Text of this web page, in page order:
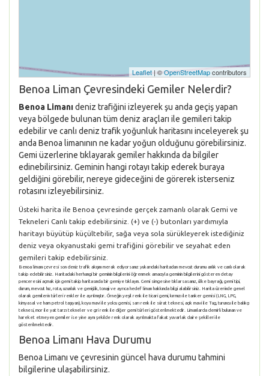
Leaflet| ©OpenStreetMapcontributors
Benoa Liman Çevresindeki Gemiler Nelerdir?
Benoa Limanıdeniz trafiğini izleyerek şu anda geçiş yapan
veya bölgede bulunan tüm deniz araçları ile gemileri takip
edebilir ve canlı deniz trafik yoğunluk haritasını inceleyerek şu
anda Benoa limanının ne kadar yoğun olduğunu görebilirsiniz.
Gemi üzerlerine tıklayarak gemiler hakkında da bilgiler
edinebilirsiniz. Geminin hangi rotayı takip ederek buraya
geldiğini görebilir, nereye gideceğini de görerek isterseniz
rotasını izleyebilirsiniz.
Üsteki harita ile Benoa çevresinde gerçek zamanlı olarak Gemi ve
Tekneleri Canlı takip edebilirsiniz. (+) ve (-) butonları yardımıyla
haritayı büyütüp küçültebilir, sağa veya sola sürükleyerek istediğiniz
deniz veya okyanustaki gemi trafiğini görebilir ve seyahat eden
gemileri takip edebilirsiniz.
Benoa limanı çevresi son deniz trafik akışını merak ediyorsanız yukarıdaki haritadan mevcut durumu anlık ve canlı olarak
takip edebilirsiniz. Haritadaki herhangi bir geminin bilgilerini öğrenmek amacıyla geminin bilgilerini gösteren detay
penceresini açmak için gemi takip haritasında bir gemiye tıklayın. Gemi simgesine tıklarsasanız, ülke bayrağı, gemi tipi,
durum, mevcut hız, rota, uzunluk ve genişlik, tonajı ve ayrıca hedef liman hakkında bilgi alabilirsiniz. Harita üzerinde genel
olarak gemilerin türleri renkler ile ayrılmıştır. Örneğin yeşil renk ile ticari gemi, kırmızı ile tanker gemisi (LNG, LPG,
kimyasal ve ham petrol taşıyan), koyu mavi ile yolcu gemisi, sarı renk ile sürat teknesi, açık mavi ile Tug, turuncu ile balıkçı
teknesi, mor ile yat tarzı tekneler ve gri renk ile diğer gemi türleri gösterilmektedir. Limanlarda demirli bulunan ve
hareket etmeyen gemiler ise yine aynı şekilde renk olarak ayrılmakta fakat yuvarlak daire şekilleri ile
gösterilmektedir.
Benoa Limanı Hava Durumu
Benoa Limanı ve çevresinin güncel hava durumu tahmini
bilgilerine ulaşabilirsiniz.